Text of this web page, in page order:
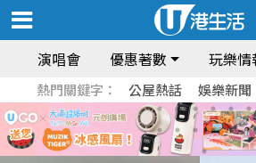
演唱會 優惠著數 玩樂情
熱門關鍵字： 公屋熱話 娛樂新聞